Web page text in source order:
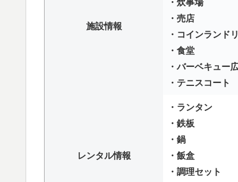
施設情報
・炊事場
・売店
・コインランド
・食堂
・バーベキュー
・テニスコート
レンタル情報
・ランタン
・鉄板
・鍋
・飯盒
・調理セット